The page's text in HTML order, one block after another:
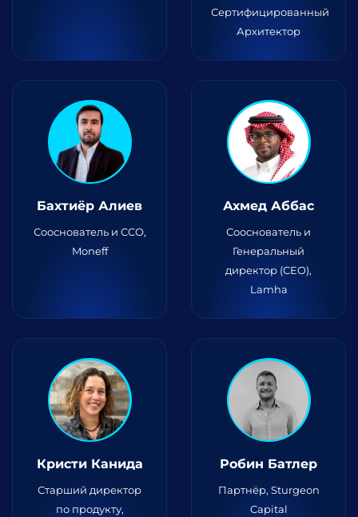
Сертифицированный
Архитектор
Бахтиёр Алиев
Сооснователь и CCO,
Moneff
Ахмед Аббас
Сооснователь и
Генеральный
директор (CEO),
Lamha
Кристи Канида
Старший директор
по продукту,
Робин Батлер
Партнёр, Sturgeon
Capital